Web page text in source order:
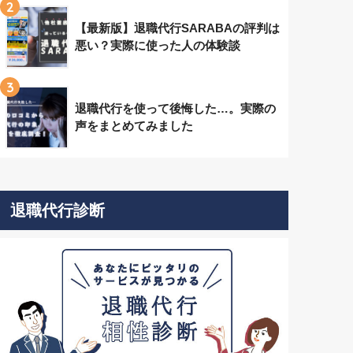
2
【最新版】退職代行SARABAの評判は
悪い？実際に使った人の体験談
3
退職代行を使って後悔した…。実際の
声をまとめてみました
退職代行診断